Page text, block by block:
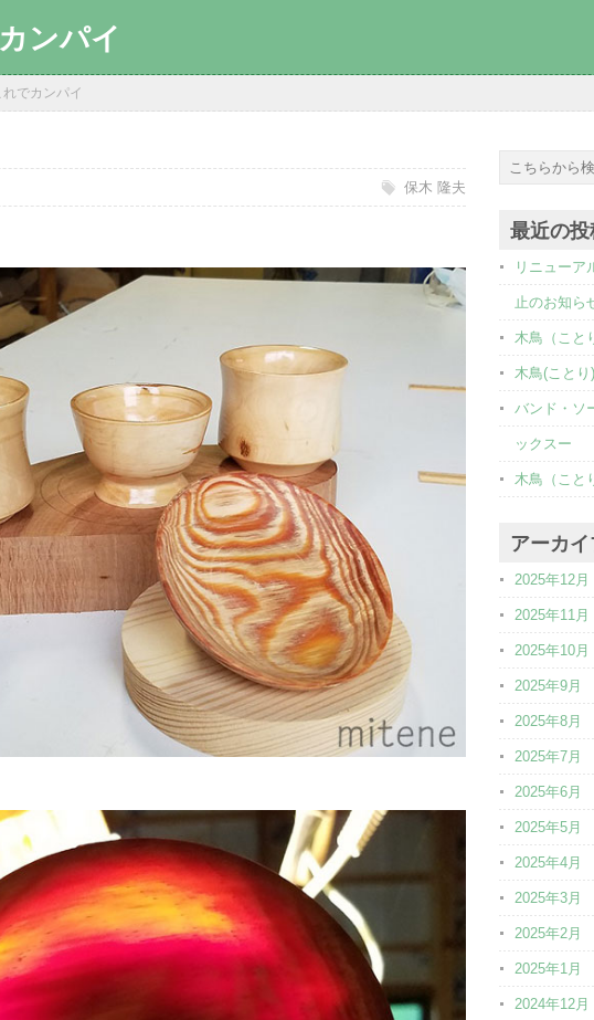
ンパイ
でカンパイ
保木 隆夫
最近の投
リニューア
止のお知ら
木鳥（こと
木鳥(こと
バンド・
ックスー
木鳥（こと
アーカ
2025年12月
2025年11月
2025年10月
2025年9月
2025年8月
2025年7月
2025年6月
2025年5月
2025年4月
2025年3月
2025年2月
2025年1月
2024年12月